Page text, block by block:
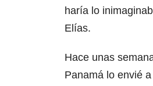
haría lo
Elías.
Hace unas
Panamá lo envié